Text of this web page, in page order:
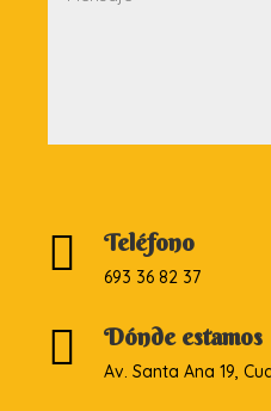
 Teléfono
693 36 82 37
 Dónde estamos
Av. Santa Ana 19,